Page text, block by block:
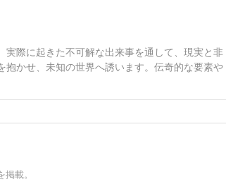
際に起きた不可解な出来事を通して、現実と非
かせ、未知の世界へ誘います。伝奇的な要素や
載。